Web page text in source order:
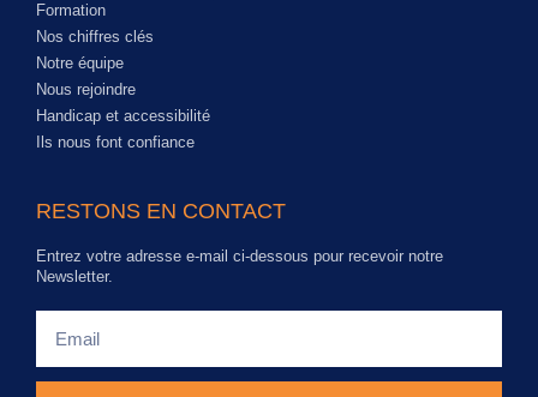
Formation
Nos chiffres clés
Notre équipe
Nous rejoindre
Handicap et accessibilité
Ils nous font confiance
RESTONS EN CONTACT
Entrez votre adresse e-mail ci-dessous pour recevoir notre
Newsletter.